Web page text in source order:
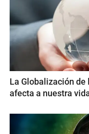
La Globalización de
afecta a nuestra